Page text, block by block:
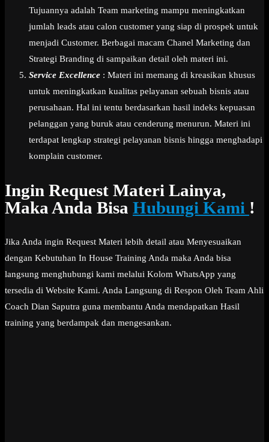
Tujuannya adalah Team marketing mampu meningkatkan
jumlah leads atau calon customer yang siap di prospek untuk
menjadi Customer. Berbagai macam Chanel Marketing dan
Strategi Branding di sampaikan detail oleh materi ini.
Service Excellence : Materi ini memang di kreasikan khusus
untuk meningkatkan kualitas pelayanan sebuah bisnis atau
perusahaan. Hal ini tentu berdasarkan hasil indeks kepuasan
pelanggan yang buruk atau cenderung menurun. Materi ini
terdapat lengkap strategi pelayanan bisnis hingga menghadapi
komplain customer.
Ingin Request Materi Lainya,
Maka Anda Bisa Hubungi Kami !
Jika Anda ingin Request Materi lebih detail atau Menyesuaikan
dengan Kebutuhan In House Training Anda maka Anda bisa
langsung menghubungi kami melalui Kolom WhatsApp yang
tersedia di Website Kami. Anda Langsung di Respon Oleh Team Ahli
Coach Dian Saputra guna membantu Anda mendapatkan Hasil
training yang berdampak dan mengesankan.